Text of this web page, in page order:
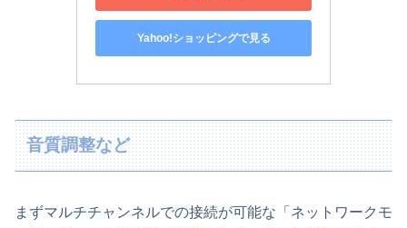
Yahoo!ショッピングで見る
音質調整など
まずマルチチャンネルでの接続が可能な「ネットワークモ